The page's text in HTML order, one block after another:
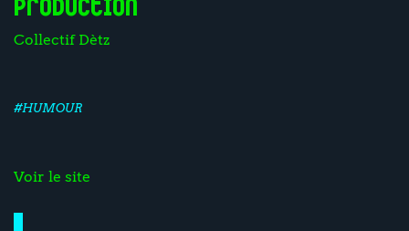
Production
Collectif Dètz
#HUMOUR
Voir le site